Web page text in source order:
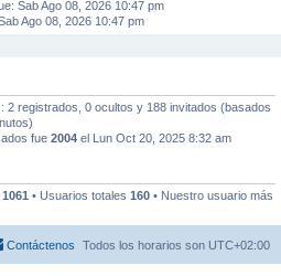
Sab Ago 08, 2026 10:47 pm
Ago 08, 2026 10:47 pm
2 registrados, 0 ocultos y 188 invitados (basados
fue 2004 el Lun Oct 20, 2025 8:32 am
1061 • Usuarios totales 160 • Nuestro usuario más
Todos los horarios son UTC+02:00
Contáctenos